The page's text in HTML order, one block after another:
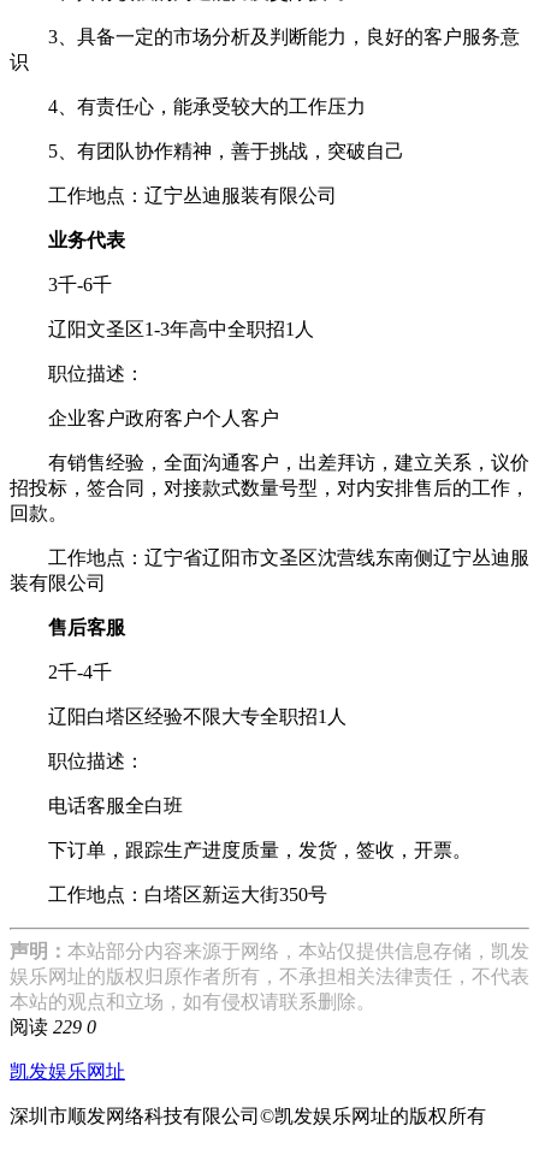
3、具备一定的市场分析及判断能力，良好的客户服务意
识
4、有责任心，能承受较大的工作压力
5、有团队协作精神，善于挑战，突破自己
工作地点：辽宁丛迪服装有限公司
业务代表
3千-6千
辽阳文圣区1-3年高中全职招1人
职位描述：
企业客户政府客户个人客户
有销售经验，全面沟通客户，出差拜访，建立关系，议价
招投标，签合同，对接款式数量号型，对内安排售后的工作，
回款。
工作地点：辽宁省辽阳市文圣区沈营线东南侧辽宁丛迪服
装有限公司
售后客服
2千-4千
辽阳白塔区经验不限大专全职招1人
职位描述：
电话客服全白班
下订单，跟踪生产进度质量，发货，签收，开票。
工作地点：白塔区新运大街350号
声明： 本站部分内容来源于网络，本站仅提供信息存储，凯发
娱乐网址的版权归原作者所有，不承担相关法律责任，不代表
本站的观点和立场，如有侵权请联系删除。
阅读 229 0
凯发娱乐网址
深圳市顺发网络科技有限公司©凯发娱乐网址的版权所有